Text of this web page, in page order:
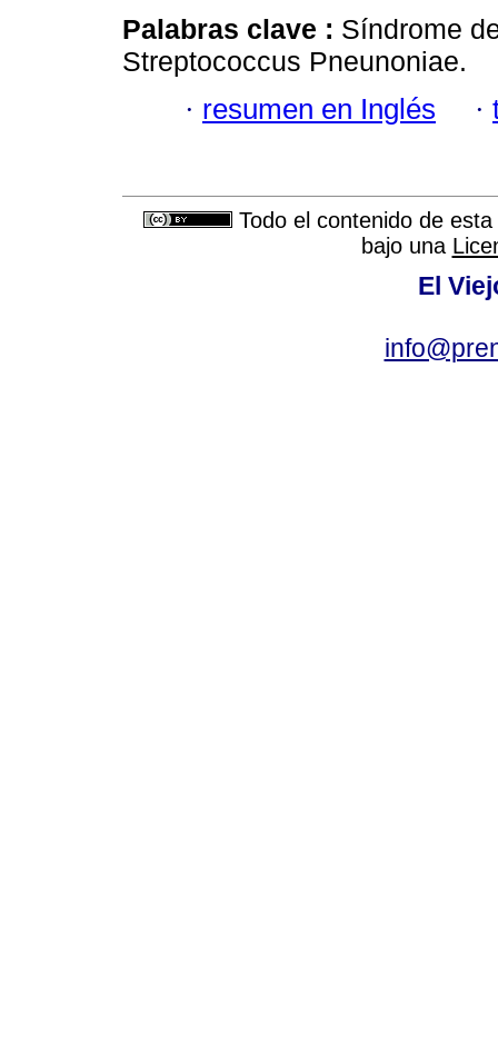
Palabras clave : Síndrome
Streptococcus Pneunoniae.
· resumen en Inglés ·
Todo el contenido de
bajo una
El